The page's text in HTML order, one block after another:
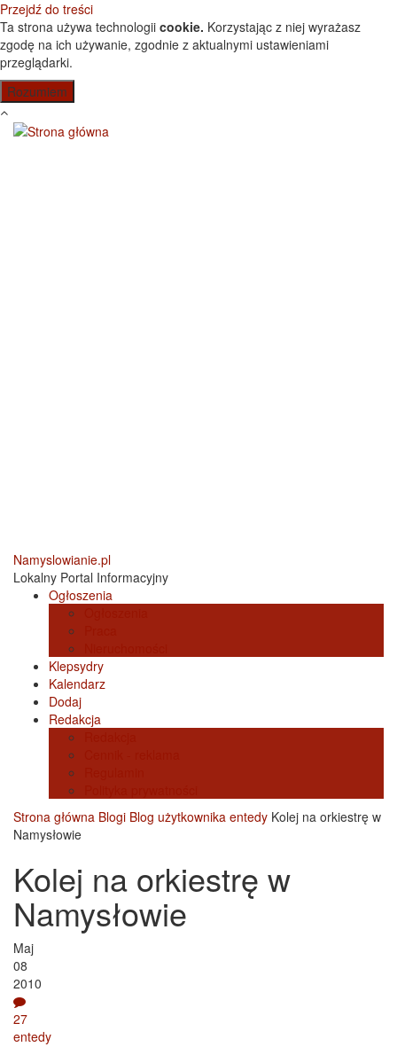
Przejdź do treści
Ta strona używa technologii cookie. Korzystając z niej wyrażasz
zgodę na ich używanie, zgodnie z aktualnymi ustawieniami
przeglądarki.
Namyslowianie.pl
Lokalny Portal Informacyjny
Ogłoszenia
Klepsydry
Kalendarz
Dodaj
Redakcja
Strona główna Blogi Blog użytkownika entedy Kolej na orkiestrę w
Namysłowie
Kolej na orkiestrę w
Namysłowie
Maj
08
2010
27
entedy